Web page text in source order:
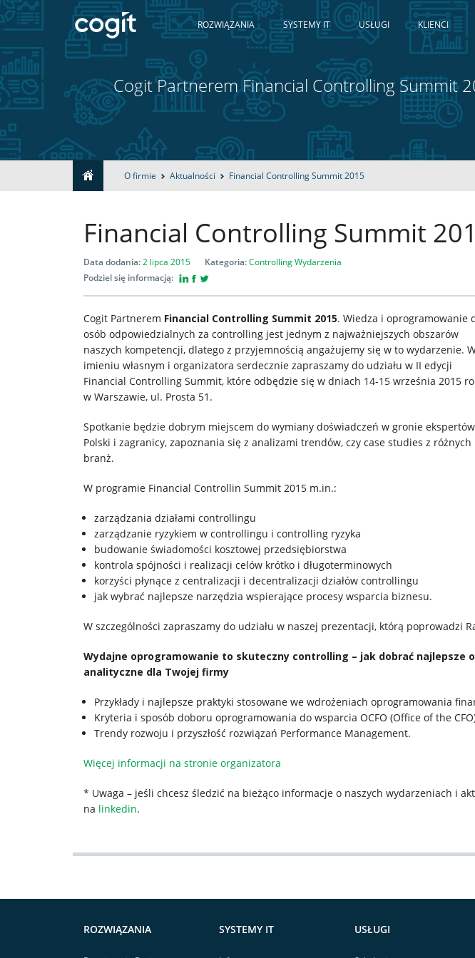
Home
Systemy
Klienci
Kariera
Kontakt
ROZWIĄZANIA SYSTEMY IT USŁUGI KLIENCI
Cogit Partnerem Financial Controlling Summit
O firmie Aktualności Financial Controlling Summit 2015
Financial Controlling Summit
Data dodania:2 lipca 2015 Kategoria:ControllingWydarzenia
Podziel się informacją:
Cogit Partnerem Financial Controlling Summit 2015. Wiedza i oprogramowanie
osób odpowiedzialnych za controlling jest jednym z najważniejszych obszarów
naszych kompetencji, dlatego z przyjemnością angażujemy się w to wydarzenie.
imieniu własnym i organizatora serdecznie zapraszamy do udziału w II edycji
Financial Controlling Summit, które odbędzie się w dniach 14-15 września 2015
w Warszawie, ul. Prosta 51.
Spotkanie będzie dobrym miejscem do wymiany doświadczeń w gronie
Polski i zagranicy, zapoznania się z analizami trendów, czy case studies z różnych
branż.
W programie Financial Controllin Summit 2015 m.in.:
zarządzania działami controllingu
zarządzanie ryzykiem w controllingu i controlling ryzyka
budowanie świadomości kosztowej przedsiębiorstwa
kontrola spójności i realizacji celów krótko i długoterminowych
korzyści płynące z centralizacji i decentralizacji działów controllingu
jak wybrać najlepsze narzędzia wspierające procesy wsparcia biznesu.
W szczególności zapraszamy do udziału w naszej prezentacji, którą poprowadzi
Wydajne oprogramowanie to skuteczny controlling – jak dobrać najlepsze
analityczne dla Twojej firmy
Przykłady i najlepsze praktyki stosowane we wdrożeniach oprogramowania
Kryteria i sposób doboru oprogramowania do wsparcia OCFO (Office of the
Trendy rozwoju i przyszłość rozwiązań Performance Management.
Więcej informacji na stronie organizatora
* Uwaga – jeśli chcesz śledzić na bieżąco informacje o naszych wydarzeniach i
na linkedin.
ROZWIĄZANIA SYSTEMY IT USŁUGI